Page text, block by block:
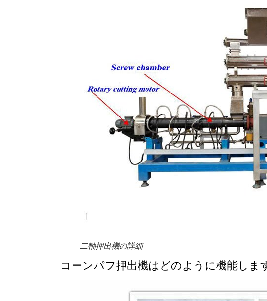
二軸押出機の詳細
コーンパフ押出機はどのように機能しま